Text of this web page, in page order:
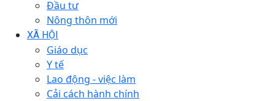
Đầu tư
Nông thôn mới
XÃ HỘI
Giáo dục
Y tế
Lao động - việc làm
Cải cách hành chính